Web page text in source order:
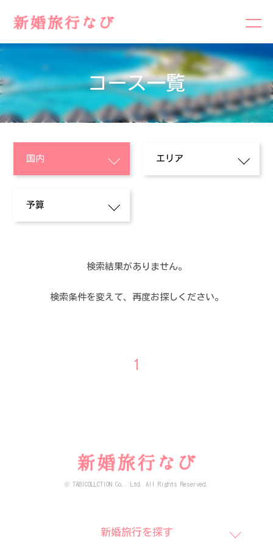
コース一覧
検索結果がありません。
検索条件を変えて、再度お探しください。
1
© TABICOLLCTION Co., Ltd. All Rights Reserved.
新婚旅行を探す